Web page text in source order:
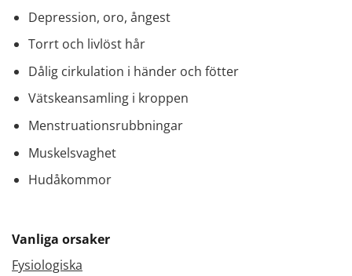
Depression, oro, ångest
Torrt och livlöst hår
Dålig cirkulation i händer och fötter
Vätskeansamling i kroppen
Menstruationsrubbningar
Muskelsvaghet
Hudåkommor
Vanliga orsaker
Fysiologiska